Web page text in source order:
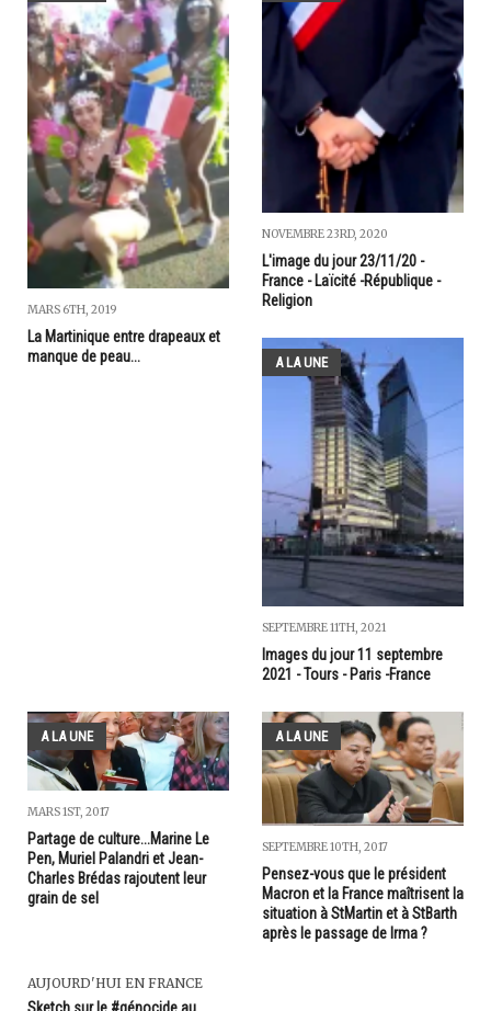
MARS 6TH, 2019
La Martinique entre drapeaux et
manque de peau...
NOVEMBRE 23RD, 2020
L'image du jour 23/11/20 -
France - Laïcité -République -
Religion
A LA UNE
SEPTEMBRE 11TH, 2021
Images du jour 11 septembre
2021 - Tours - Paris -France
A LA UNE
MARS 1ST, 2017
Partage de culture...Marine Le
Pen, Muriel Palandri et Jean-
Charles Brédas rajoutent leur
grain de sel
A LA UNE
SEPTEMBRE 10TH, 2017
Pensez-vous que le président
Macron et la France maîtrisent la
situation à StMartin et à StBarth
après le passage de Irma ?
AUJOURD'HUI EN FRANCE